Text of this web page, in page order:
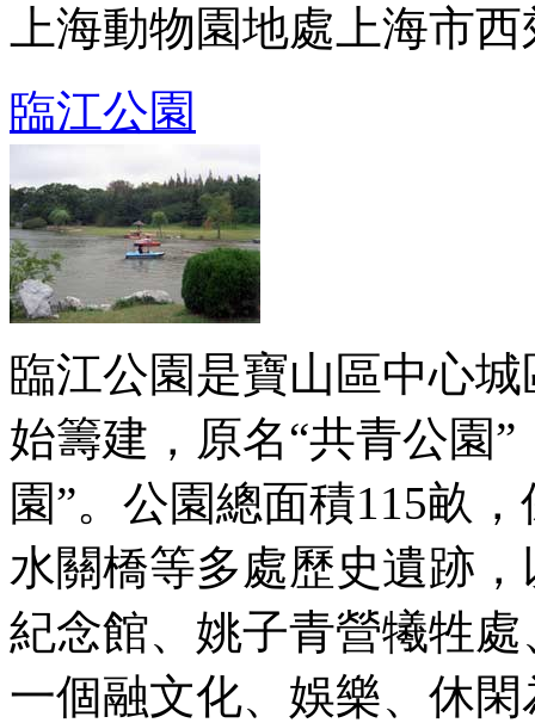
上海動物園地處上海市
臨江公園
臨江公園是寶山區中心
始籌建，原名“共青公園
園”。公園總面積115畝
水關橋等多處歷史遺跡
紀念館、姚子青營犧牲
一個融文化、娛樂、休